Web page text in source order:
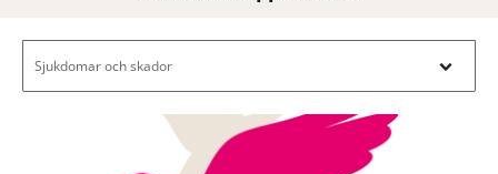
Sjukdomar och skador